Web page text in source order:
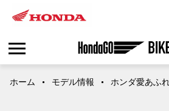
ホーム モデル情報 ホンダ愛あふ